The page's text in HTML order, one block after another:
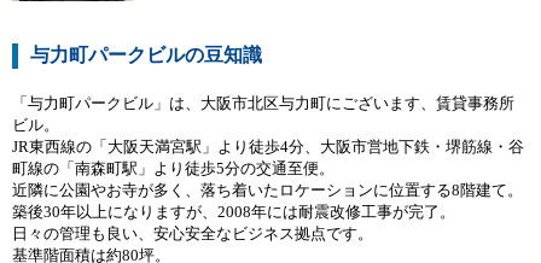
与力町パークビルの豆知識
「与力町パークビル」は、大阪市北区与力町にございます、賃貸事務所
ビル。
JR東西線の「大阪天満宮駅」より徒歩4分、大阪市営地下鉄・堺筋線・谷
町線の「南森町駅」より徒歩5分の交通至便。
近隣に公園やお寺が多く、落ち着いたロケーションに位置する8階建て。
築後30年以上になりますが、2008年には耐震改修工事が完了。
日々の管理も良い、安心安全なビジネス拠点です。
基準階面積は約80坪。